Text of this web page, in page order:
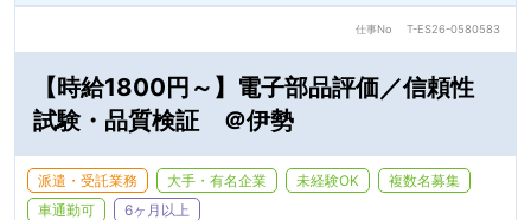
仕事No T-ES26-0580583
【時給1800円～】電子部品評価／信頼性
試験・品質検証 ＠伊勢
派遣・受託業務 大手・有名企業 未経験OK
複数名募集
車通勤可
6ヶ月以上